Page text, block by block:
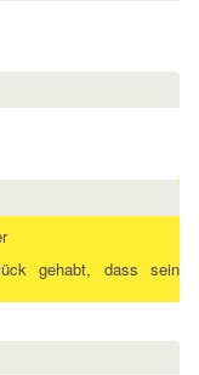
gehabt, dass sein